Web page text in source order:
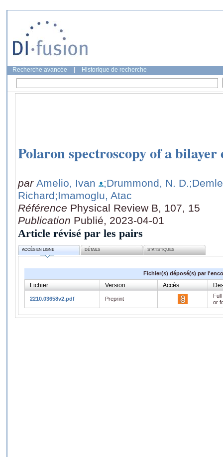
Recherche avancée Historique de recherche
Polaron spectroscopy of a
par Amelio, Ivan ;Drummond, N. D.
Richard;Imamoglu, Atac
Référence Physical Review B, 107, 15
Publication Publié, 2023-04-01
Article révisé par les pairs
ACCÈS EN LIGNE DÉTAILS STATISTIQUES
Fichier(s) déposé(s) par
Fichier Version Accès
2210.03658v2.pdf Preprint
or